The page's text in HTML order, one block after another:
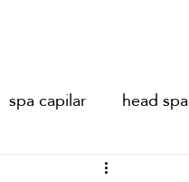
spa capilar head spa